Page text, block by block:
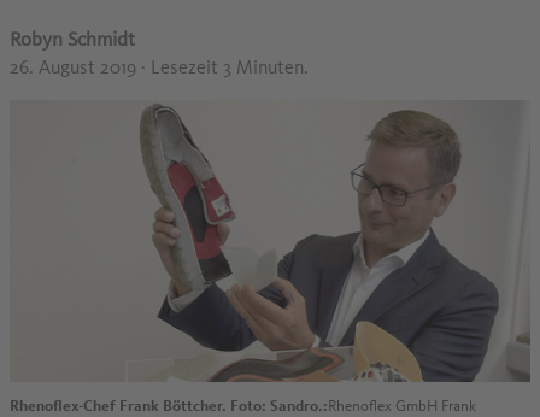
Robyn Schmidt
26. August 2019 · Lesezeit 3 Minuten.
Rhenoflex-Chef Frank Böttcher. Foto: Sandro.:Rhenoflex GmbH Frank